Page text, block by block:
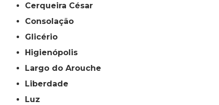
Cerqueira César
Consolação
Glicério
Higienópolis
Largo do Arouche
Liberdade
Luz